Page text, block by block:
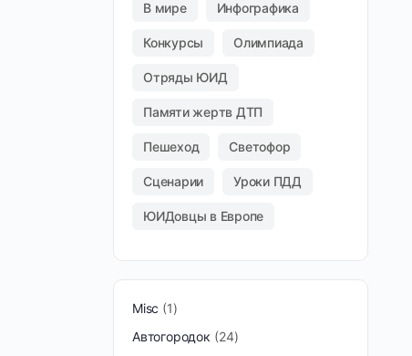
В мире Инфографика
Конкурсы Олимпиада
Отряды ЮИД
Памяти жертв ДТП
Пешеход Светофор
Сценарии Уроки ПДД
ЮИДовцы в Европе
Misc
1
Автогородок
24